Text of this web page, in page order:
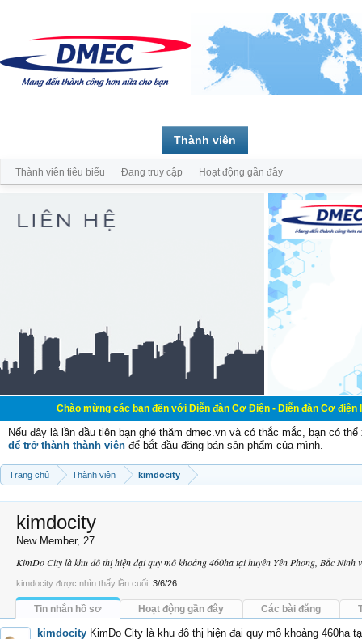
Chào mừng các bạn đến với Diễn đàn Cơ Điện - Diễn đàn Cơ điện là nơi
Nếu đây là lần đầu tiên bạn ghé thăm dmec.vn và có thắc mắc, bạn có
để trở thành thành viên để bắt đầu đăng bán sản phẩm của mình.
Trang chủ Thành viên kimdocity
kimdocity
New Member, 27
KimDo City là khu đô thị hiện đại quy mô khoảng 460ha tại huyện Yên Phong, Bắc
kimdocity được nhìn thấy lần cuối: 3/6/26
Tin nhắn hồ sơ Hoạt động gần đây Các bài đăng
kimdocity KimDo City là khu đô thị hiện đại quy mô khoảng 460ha
Thành viên
Thành viên tiêu biểu Đang truy cập Hoạt động gần đây